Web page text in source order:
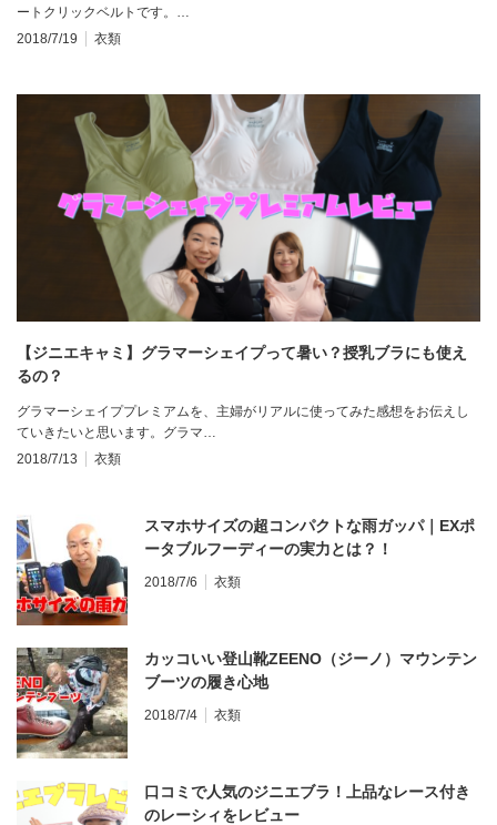
ートクリックベルトです。…
2018/7/19
衣類
【ジニエキャミ】グラマーシェイプって暑い？授乳ブラにも使え
るの？
グラマーシェイププレミアムを、主婦がリアルに使ってみた感想をお伝えし
ていきたいと思います。グラマ…
2018/7/13
衣類
スマホサイズの超コンパクトな雨ガッパ｜EXポ
ータブルフーディーの実力とは？！
2018/7/6 衣類
カッコいい登山靴ZEENO（ジーノ）マウンテン
ブーツの履き心地
2018/7/4 衣類
口コミで人気のジニエブラ！上品なレース付き
のレーシィをレビュー